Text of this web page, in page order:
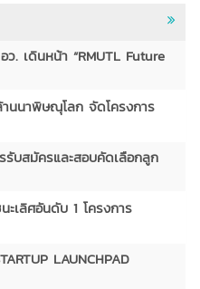
. เดินหน้า “RMUTL Future
นนาพิษณุโลก จัดโครงการ
รับสมัครและสอบคัดเลือกลูก
ะเลิศอันดับ 1 โครงการ
LAUNCHPAD